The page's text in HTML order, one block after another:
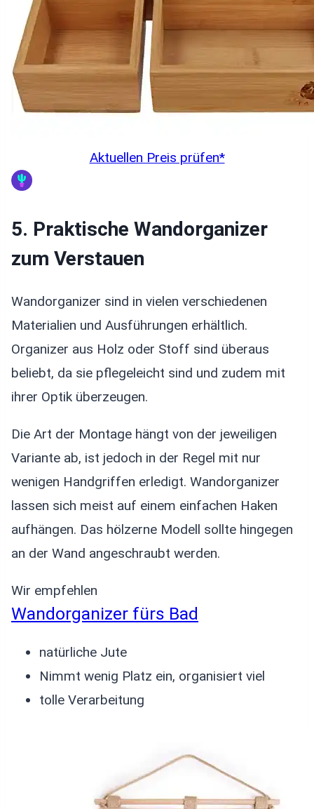
Aktuellen Preis prüfen*
5. Praktische Wandorganizer
zum Verstauen
Wandorganizer sind in vielen verschiedenen
Materialien und Ausführungen erhältlich.
Organizer aus Holz oder Stoff sind überaus
beliebt, da sie pflegeleicht sind und zudem mit
ihrer Optik überzeugen.
Die Art der Montage hängt von der jeweiligen
Variante ab, ist jedoch in der Regel mit nur
wenigen Handgriffen erledigt. Wandorganizer
lassen sich meist auf einem einfachen Haken
aufhängen. Das hölzerne Modell sollte hingegen
an der Wand angeschraubt werden.
Wir empfehlen
Wandorganizer fürs Bad
natürliche Jute
Nimmt wenig Platz ein, organisiert viel
tolle Verarbeitung